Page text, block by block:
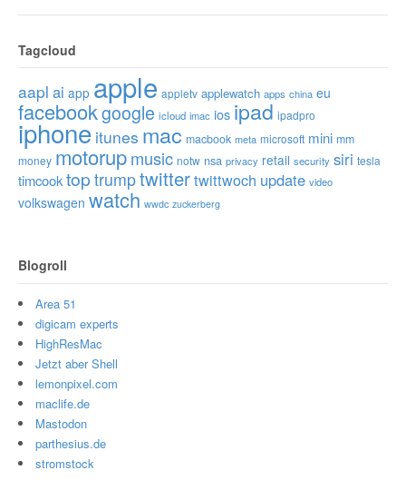
Tagcloud
aapl ai app apple appletv applewatch apps china eu
facebookgoogle icloud imac ios ipad ipadpro
iphone itunes mac macbook meta microsoft mini mm
money motorupmusic notw nsa privacy retail security siri tesla
timcooktop trumptwittertwittwoch update video
volkswagen watch wwdc zuckerberg
Blogroll
Area 51
digicam experts
HighResMac
Jetzt aber Shell
lemonpixel.com
maclife.de
Mastodon
parthesius.de
stromstock